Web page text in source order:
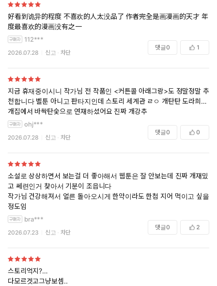
好看到诡异的程度 不喜欢的人太没品了 作者完全是画漫画的天才 年
度最喜欢的漫画没有之一
112***
2026.07.28 신고 차단
댓글0 1
지금 휴재중이시니 작가님 전 작품인 <커튼콜 아래그랑>도 정말정말 추
천합니다 벨툰 아니고 판타지인데 스토리 세계관 ㄹㅇ 개탄탄 도라희…
개집에서 바싹탄숯으로 연재하셨어요 진짜 개강추
ohj***
2026.07.28 신고 차단
댓글0 0
소설로 상상하면서 보는걸 더 좋아해서 웹툰은 잘 안보는데 진짜 개재밌
고 쎄련인거 찾아서 기분이 조읍니다
작가님 건강해져서 얼른 돌아오시게 한약이라도 한첩 지어 먹이고 싶을
정도임
bra***
2026.07.23 신고 차단
댓글0 2
스토리억지?…
다모르겟고그냥보셈..